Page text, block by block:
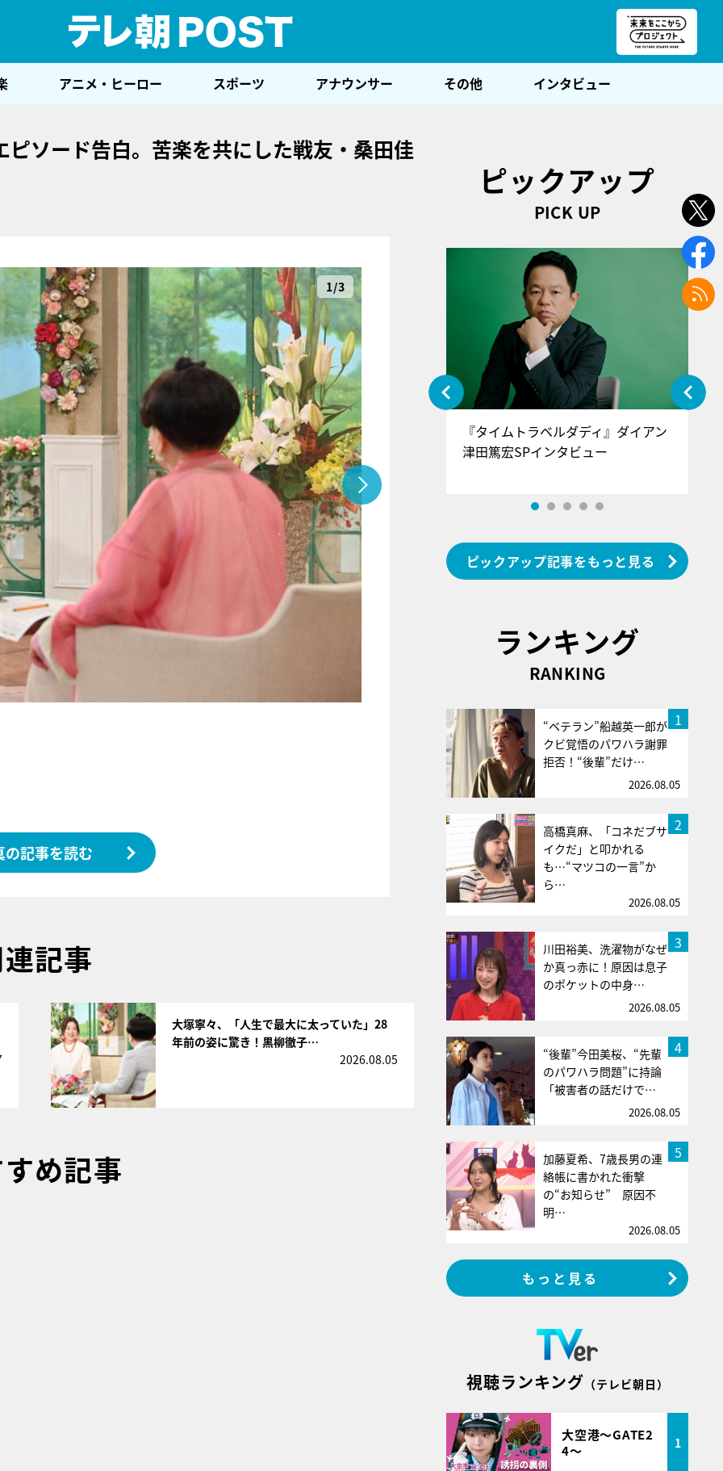
アニメ・ヒーロー スポーツ アナウンサー その他 インタビュー
ソード告白。苦楽を共にした戦友・桑田佳
1/3
の記事を読む
記事
大塚寧々、「人生で最大に太っていた」28
年前の姿に驚き！黒柳徹子…
2026.08.05
め記事
ピックアップ
PICK UP
『アイ＝ラブ！げーみんぐ』＝LOV
E齋藤樹愛羅＆佐々木舞香SPインタ
ビュー
『タイムトラベルダディ』ダイアン
津田篤宏SPインタビュー
ピックアップ記事をもっと見る
ランキング
RANKING
1
“ベテラン”船越英一郎が
クビ覚悟のパワハラ謝罪
拒否！“後輩”だけ…
2026.08.05
2
高橋真麻、「コネだブサ
イクだ」と叩かれる
も…“マツコの一言”か
ら…
2026.08.05
3
川田裕美、洗濯物がなぜ
か真っ赤に！原因は息子
のポケットの中身…
2026.08.05
4
“後輩”今田美桜、“先輩
のパワハラ問題”に持論
「被害者の話だけで…
2026.08.05
5
加藤夏希、7歳長男の連
絡帳に書かれた衝撃
の“お知らせ” 原因不
明…
2026.08.05
もっと見る
視聴ランキング （テレビ朝日）
大空港～GATE2
4～
1